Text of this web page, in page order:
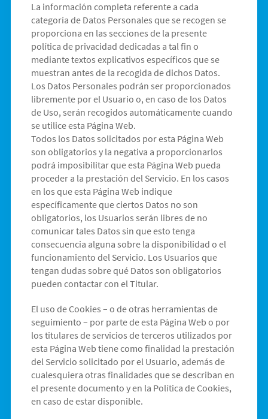
La información completa referente a cada
categoría de Datos Personales que se recogen se
proporciona en las secciones de la presente
política de privacidad dedicadas a tal fin o
mediante textos explicativos específicos que se
muestran antes de la recogida de dichos Datos.
Los Datos Personales podrán ser proporcionados
libremente por el Usuario o, en caso de los Datos
de Uso, serán recogidos automáticamente cuando
se utilice esta Página Web.
Todos los Datos solicitados por esta Página Web
son obligatorios y la negativa a proporcionarlos
podrá imposibilitar que esta Página Web pueda
proceder a la prestación del Servicio. En los casos
en los que esta Página Web indique
específicamente que ciertos Datos no son
obligatorios, los Usuarios serán libres de no
comunicar tales Datos sin que esto tenga
consecuencia alguna sobre la disponibilidad o el
funcionamiento del Servicio. Los Usuarios que
tengan dudas sobre qué Datos son obligatorios
pueden contactar con el Titular.
El uso de Cookies – o de otras herramientas de
seguimiento – por parte de esta Página Web o por
los titulares de servicios de terceros utilizados por
esta Página Web tiene como finalidad la prestación
del Servicio solicitado por el Usuario, además de
cualesquiera otras finalidades que se describan en
el presente documento y en la Política de Cookies,
en caso de estar disponible.